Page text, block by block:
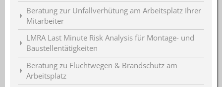
Beratung zur Unfallverhütung am Arbeitsplatz Ihrer
Mitarbeiter
LMRA Last Minute Risk Analysis für Montage- und
Baustellentätigkeiten
Beratung zu Fluchtwegen & Brandschutz am
Arbeitsplatz